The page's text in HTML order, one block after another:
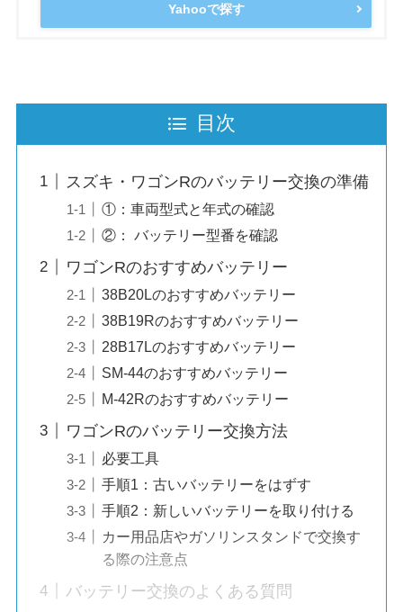
Yahooで探す
目次
スズキ・ワゴンRのバッテリー交換の準備
①：車両型式と年式の確認
②： バッテリー型番を確認
ワゴンRのおすすめバッテリー
38B20Lのおすすめバッテリー
38B19Rのおすすめバッテリー
28B17Lのおすすめバッテリー
SM-44のおすすめバッテリー
M-42Rのおすすめバッテリー
ワゴンRのバッテリー交換方法
必要工具
手順1：古いバッテリーをはずす
手順2：新しいバッテリーを取り付ける
カー用品店やガソリンスタンドで交換す
る際の注意点
バッテリー交換のよくある質問